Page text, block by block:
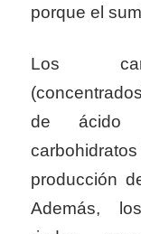
porque el
Los
de ácido
producción
Además,